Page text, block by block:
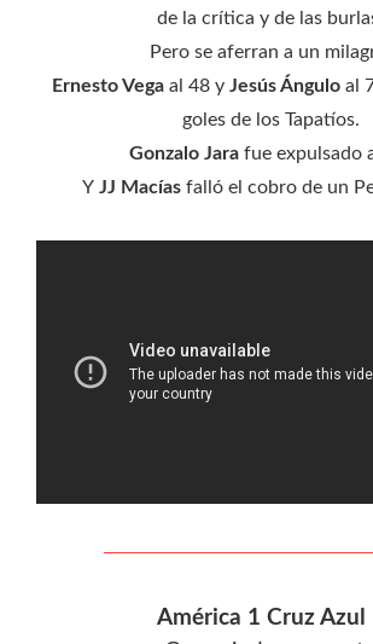
de la crítica y de las
Pero se aferran a un
Ernesto Vega al 48 y Jesús Ángulo al
goles de los Tapatíos.
Gonzalo Jarafue expulsado
Y JJ Macías falló el cobro de un
América 1 Cruz Azul